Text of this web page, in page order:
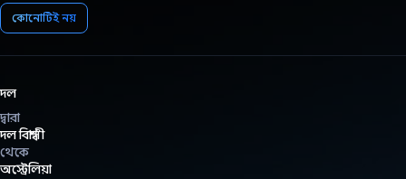
কোনোটিই নয়
দল
দ্বারা
দল বিশ্বাসী
থেকে
অস্ট্রেলিয়া